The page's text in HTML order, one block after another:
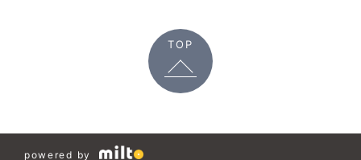
TOP
powered by